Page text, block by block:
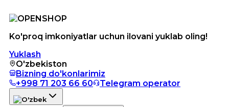
Ko'proq imkoniyatlar uchun ilovani yuklab oling!
Yuklash
O'zbekiston
Bizning do'konlarimiz
+998 71 203 66 60
Telegram operator